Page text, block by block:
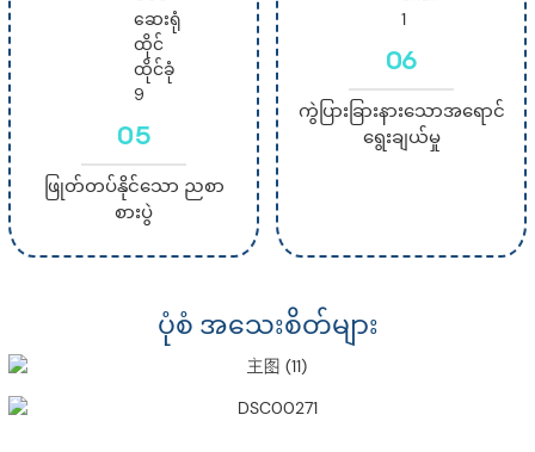
05
ဖြုတ်တပ်နိုင်သော ညစာ
စားပွဲ
06
ကွဲပြားခြားနားသောအရောင်
ရွေးချယ်မှု
ပုံစံ အသေးစိတ်များ